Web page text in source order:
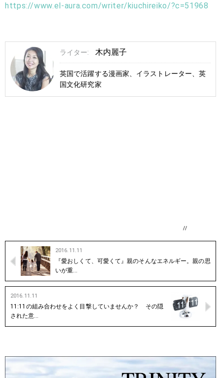
https://www.el-aura.com/writer/kiuchireiko/?c=51968
ライター: 木内麗子
英国で活躍する漫画家、イラストレーター、英
国文化研究家
//
2016.11.11
『愛おしくて、可愛くて』親のそんなエネルギー。親の思
いが重…
2016.11.11
11:11の組み合わせをよく目撃していませんか？ その隠
された意…